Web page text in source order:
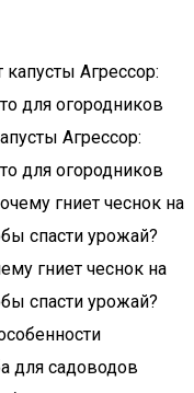
Агрессор:
для огородников
гниет чеснок на
спасти урожай?